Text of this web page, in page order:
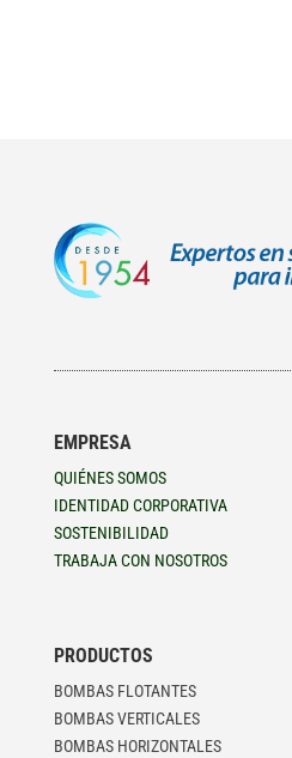
EMPRESA
QUIÉNES SOMOS
IDENTIDAD CORPORATIVA
SOSTENIBILIDAD
TRABAJA CON NOSOTROS
PRODUCTOS
BOMBAS FLOTANTES
BOMBAS VERTICALES
BOMBAS HORIZONTALES